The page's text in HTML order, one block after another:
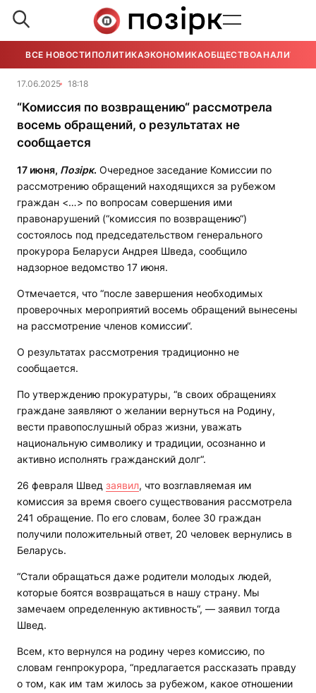
ВСЕ НОВОСТИ ПОЛИТИКАЭКОНОМИКАОБЩЕСТВОАНАЛИТИКА
17.06.2025 18:18
“Комиссия по возвращению“ рассмотрела
восемь обращений, о результатах не
сообщается
17 июня, Позірк. Очередное заседание Комиссии по
рассмотрению обращений находящихся за рубежом
граждан <…> по вопросам совершения ими
правонарушений (“комиссия по возвращению“)
состоялось под председательством генерального
прокурора Беларуси Андрея Шведа, сообщило
надзорное ведомство 17 июня.
Отмечается, что “после завершения необходимых
проверочных мероприятий восемь обращений вынесены
на рассмотрение членов комиссии“.
О результатах рассмотрения традиционно не
сообщается.
По утверждению прокуратуры, “в своих обращениях
граждане заявляют о желании вернуться на Родину,
вести правопослушный образ жизни, уважать
национальную символику и традиции, осознанно и
активно исполнять гражданский долг“.
26 февраля Швед заявил, что возглавляемая им
комиссия за время своего существования рассмотрела
241 обращение. По его словам, более 30 граждан
получили положительный ответ, 20 человек вернулись в
Беларусь.
“Стали обращаться даже родители молодых людей,
которые боятся возвращаться в нашу страну. Мы
замечаем определенную активность“, — заявил тогда
Швед.
Всем, кто вернулся на родину через комиссию, по
словам генпрокурора, “предлагается рассказать правду
о том, как им там жилось за рубежом, какое отношении